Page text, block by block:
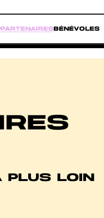
PARTENAIRES BÉNÉVOLES
PLUS LOIN